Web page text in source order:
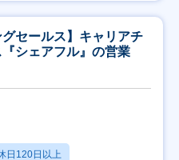
セールス】キャリアチ
シェアフル』の営業
日120日以上